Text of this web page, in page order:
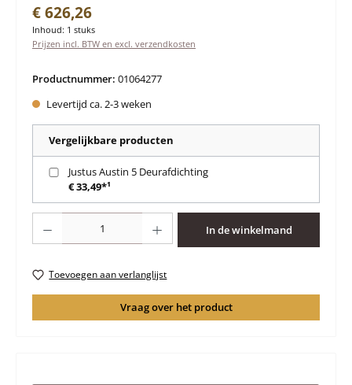
Normale prijs:
€ 626,26
Inhoud: 1 stuks
Prijzen incl. BTW en excl. verzendkosten
Productnummer: 01064277
Levertijd ca. 2-3 weken
Vergelijkbare producten
Justus Austin 5 Deurafdichting
€ 33,49*¹
In de winkelmand
Toevoegen aan verlanglijst
Vraag over het product